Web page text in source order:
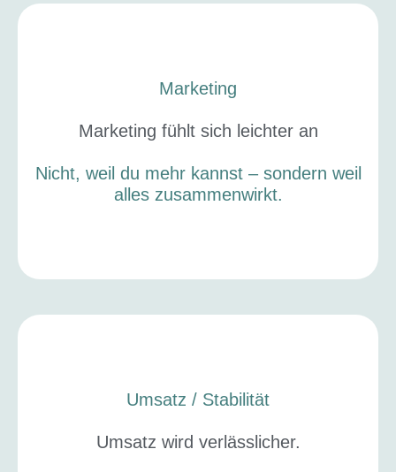
Marketing
Marketing fühlt sich leichter an
Nicht, weil du mehr kannst – sondern weil
alles zusammenwirkt.
Umsatz / Stabilität
Umsatz wird verlässlicher.